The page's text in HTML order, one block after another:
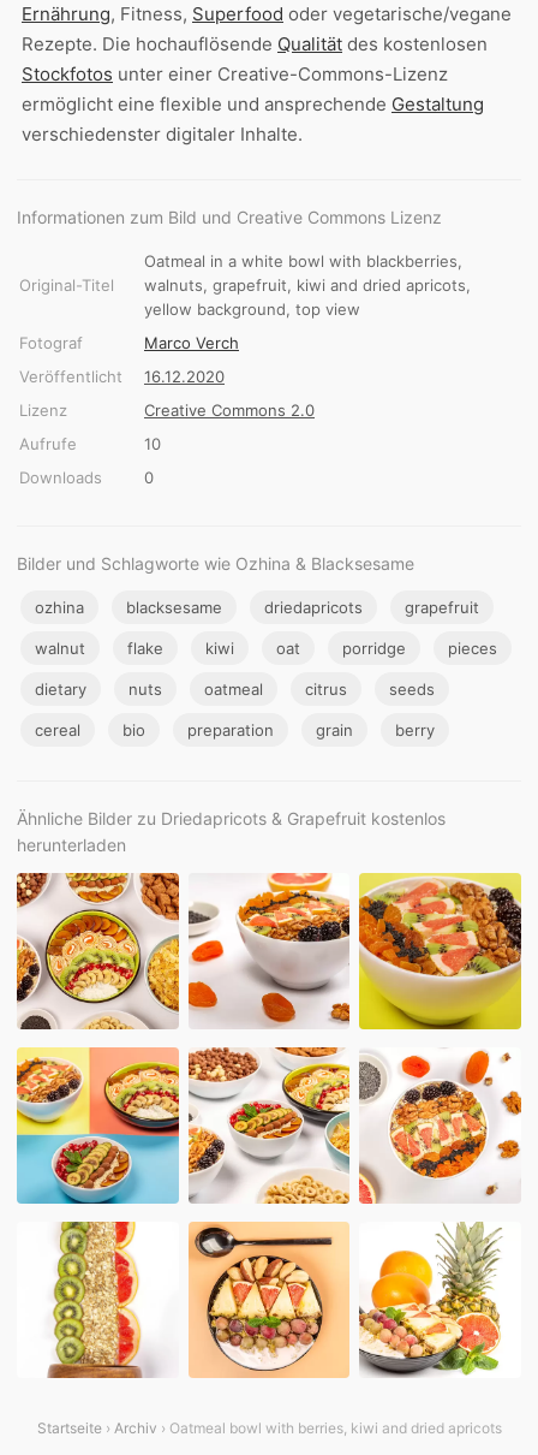
Ernährung, Fitness, Superfood oder vegetarische/vegane
Rezepte. Die hochauflösende Qualität des kostenlosen
Stockfotos unter einer Creative-Commons-Lizenz
ermöglicht eine flexible und ansprechende Gestaltung
verschiedenster digitaler Inhalte.
Informationen zum Bild und Creative Commons Lizenz
Original-Titel
Oatmeal in a white bowl with blackberries,
walnuts, grapefruit, kiwi and dried apricots,
yellow background, top view
Fotograf
Marco Verch
Veröffentlicht
16.12.2020
Lizenz
Creative Commons 2.0
Aufrufe
10
Downloads
0
Bilder und Schlagworte wie Ozhina & Blacksesame
ozhina blacksesame driedapricots grapefruit
walnut flake kiwi oat porridge pieces
dietary nuts oatmeal citrus seeds
cereal bio preparation grain berry
Ähnliche Bilder zu Driedapricots & Grapefruit kostenlos
herunterladen
Startseite› Archiv › Oatmeal bowl with berries, kiwi and dried apricots